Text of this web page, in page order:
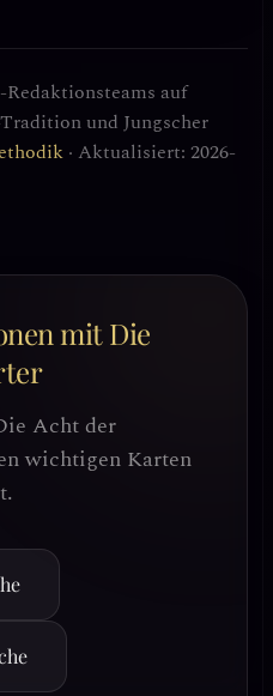
auf
und Jungscher
· Aktualisiert: 2026-
mit Die
Acht der
wichtigen Karten